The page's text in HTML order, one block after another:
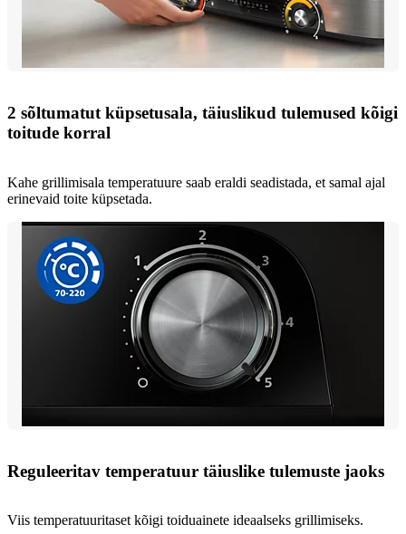
2 sõltumatut küpsetusala, täiuslikud tulemused kõigi
toitude korral
Kahe grillimisala temperatuure saab eraldi seadistada, et samal ajal
erinevaid toite küpsetada.
Reguleeritav temperatuur täiuslike tulemuste jaoks
Viis temperatuuritaset kõigi toiduainete ideaalseks grillimiseks.